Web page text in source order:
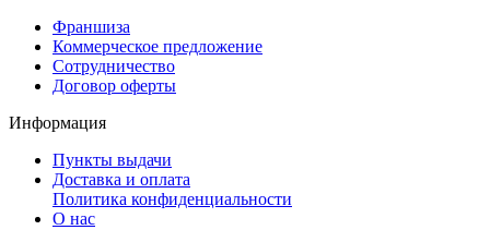
Франшиза
Коммерческое предложение
Сотрудничество
Договор оферты
Информация
Пункты выдачи
Доставка и оплата
Политика конфиденциальности
О нас